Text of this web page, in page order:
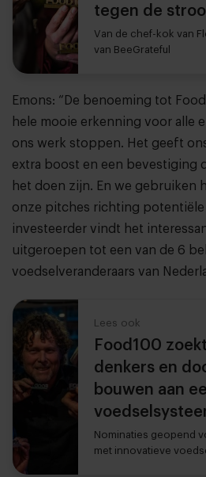
tegen de
Van de chef-kok van
van BeeGrateful
Emons: “De benoeming tot
hele mooie erkenning voor alle
ons werk stoppen. Het geeft
extra boost en een bevestiging
het doen zijn. En we gebruiken
onze pitches richting potentiële
investeerder vindt het
uitgeroepen tot een van de 6
voedselveranderaars van
Lees ook
Food100
denkers en
bouwen aan
Nominaties geopend
met innovatieve